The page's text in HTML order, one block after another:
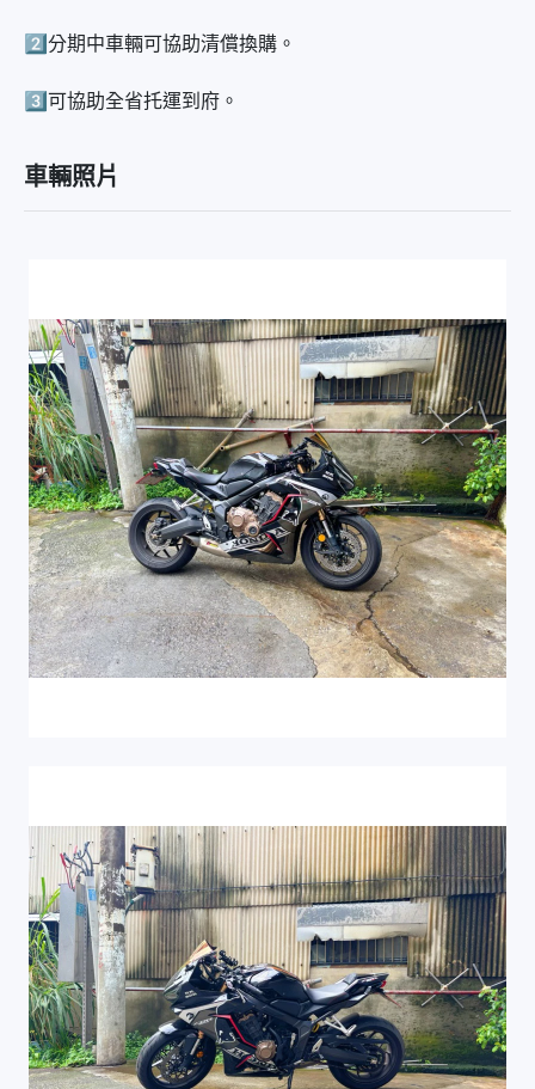
2️⃣分期中車輛可協助清償換購。
3️⃣可協助全省托運到府。
車輛照片